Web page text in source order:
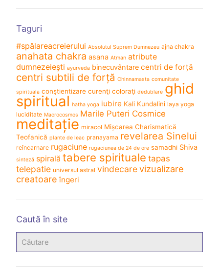
Taguri
#spălareacreierului Absolutul Suprem Dumnezeu ajna chakra
anahata chakra asana Atman atribute
dumnezeiești ayurveda binecuvântare centri de forță
centri subtili de forță Chinnamasta comunitate
spirituala conştientizare curenţi coloraţi dedublare ghid
spiritual hatha yoga iubire Kali Kundalini laya yoga
luciditate Macrocosmos Marile Puteri Cosmice
meditație miracol Mișcarea Charismatică
Teofanică plante de leac pranayama revelarea Sinelui
reîncarnare rugaciune rugaciunea de 24 de ore samadhi Shiva
sinteză spirală tabere spirituale tapas
telepatie universul astral vindecarevizualizare
creatoare îngeri
Caută în site